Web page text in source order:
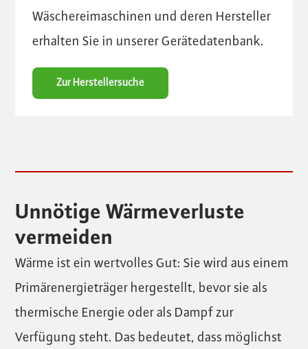
Wäschereimaschinen und deren Hersteller
erhalten Sie in unserer Gerätedatenbank.
Zur Herstellersuche
Unnötige Wärmeverluste
vermeiden
Wärme ist ein wertvolles Gut: Sie wird aus einem
Primärenergieträger hergestellt, bevor sie als
thermische Energie oder als Dampf zur
Verfügung steht. Das bedeutet, dass möglichst